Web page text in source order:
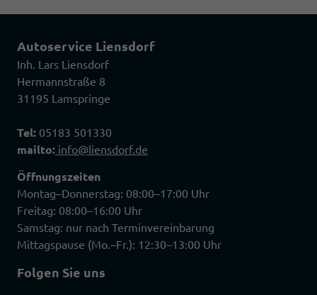
Autoservice Liensdorf
Inh. Lars Liensdorf
Hermannstraße 8
31195 Lamspringe
Tel: 05183 501330
mailto: info@liensdorf.de
Öffnungszeiten
Montag–Donnerstag: 08:00–17:00 Uhr
Freitag: 08:00–16:00 Uhr
Samstag: nur nach Terminvereinbarung
Mittagspause (Mo.–Fr.): 12:30–13:00 Uhr
Folgen Sie uns